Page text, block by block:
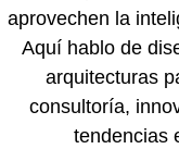
aprovechen la
Aquí hablo de
arquitecturas
consultoría,
tendencias